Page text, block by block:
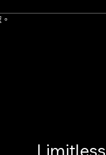
Limitless